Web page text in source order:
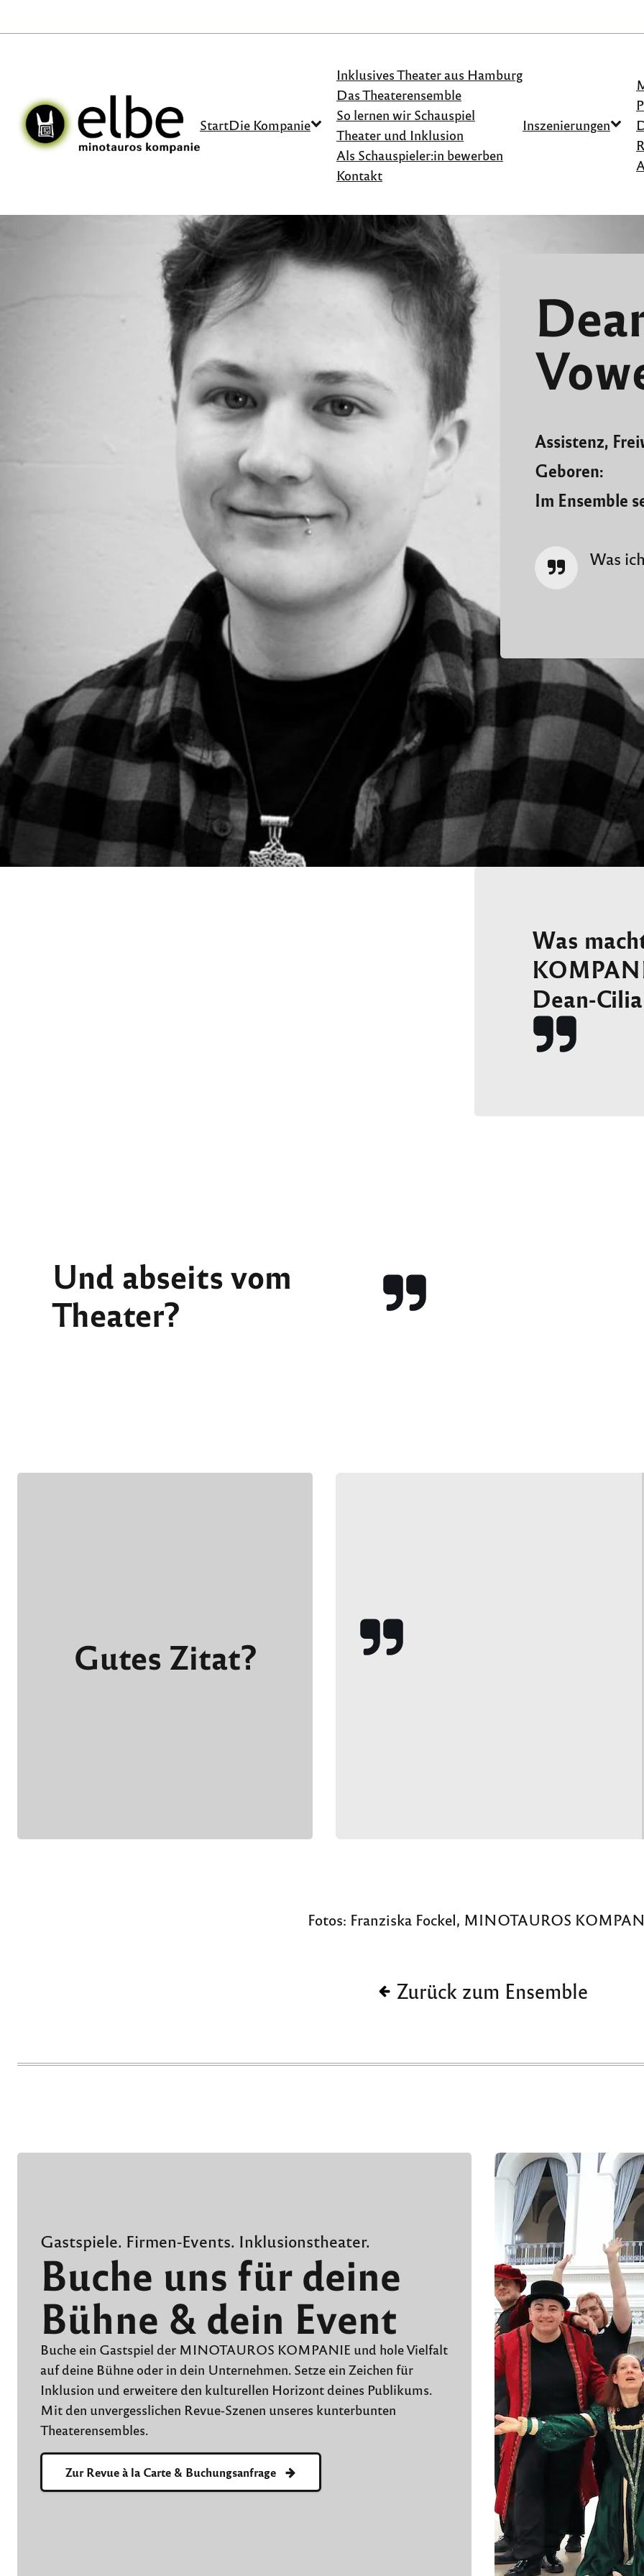
StartDie Kompanie
Inklusives Theater aus Hamburg
Das Theaterensemble
So lernen wir Schau­spiel
Theater und Inklusion
Als Schau­spieler:in bewerben
Kontakt
Inszenierungen
Zurück zum Ensemble
Assistenz,
Geboren:
Im Ensemble
Was
Was
Dean-
Und abseits vom
Theater?
Gutes Zitat?
Fotos: Franziska Fockel, MINOTAUROS
Zurück zum Ensemble
Gastspiele. Firmen-Events. Inklusionstheater.
Buche uns für deine
Bühne & dein Event
Buche ein Gastspiel der MINOTAUROS KOMPANIE und hole Vielfalt
auf deine Bühne oder in dein Unternehmen. Setze ein Zeichen für
Inklusion und erweitere den kulturellen Horizont deines Publikums.
Mit den unvergesslichen Revue-Szenen unseres kunterbunten
Theaterensembles.
Zur Revue à la Carte & Buchungsanfrage